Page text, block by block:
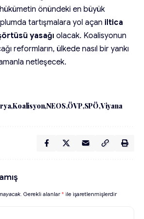
önündeki en büyük
tartışmalara yol açan iltica
yasağı olacak. Koalisyonun
reformların, ülkede nasıl bir yankı
netleşecek.
Koalisyon NEOS ÖVP SPÖ Viyana
Gerekli alanlar* ile işaretlenmişlerdir